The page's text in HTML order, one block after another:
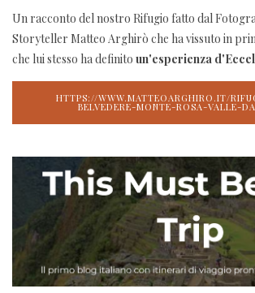
Un racconto del nostro Rifugio fatto dal
Storyteller Matteo Arghirò che ha vissuto in
che lui stesso ha definito un'esperienza
HTTPS://WWW.MATTEOARGHIRO.IT/
BELVEDERE-MONTE-ROSA-VALLE-